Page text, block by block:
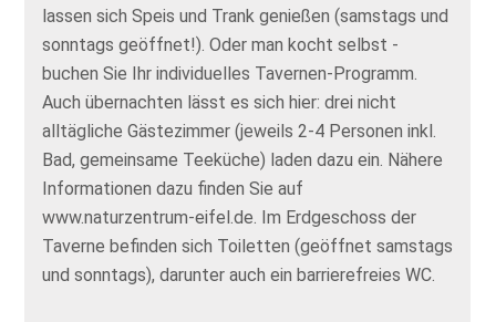
lassen sich Speis und Trank genießen (samstags und
sonntags geöffnet!). Oder man kocht selbst -
buchen Sie Ihr individuelles Tavernen-Programm.
Auch übernachten lässt es sich hier: drei nicht
alltägliche Gästezimmer (jeweils 2-4 Personen inkl.
Bad, gemeinsame Teeküche) laden dazu ein. Nähere
Informationen dazu finden Sie auf
www.naturzentrum-eifel.de. Im Erdgeschoss der
Taverne befinden sich Toiletten (geöffnet samstags
und sonntags), darunter auch ein barrierefreies WC.